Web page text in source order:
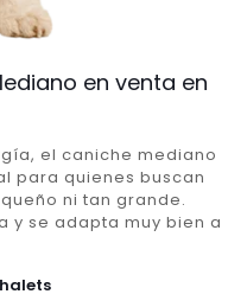
en venta en
el caniche mediano
para quienes buscan
ni tan grande.
y se adapta muy bien a